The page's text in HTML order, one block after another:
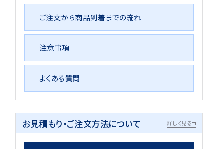
ご注文から商品到着までの流れ
注意事項
よくある質問
お見積もり・ご注文方法について 詳しく見る